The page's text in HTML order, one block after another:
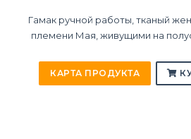
Гамак ручной работы, тканый
племени Мая, живущими на
КАРТА ПРОДУКТА